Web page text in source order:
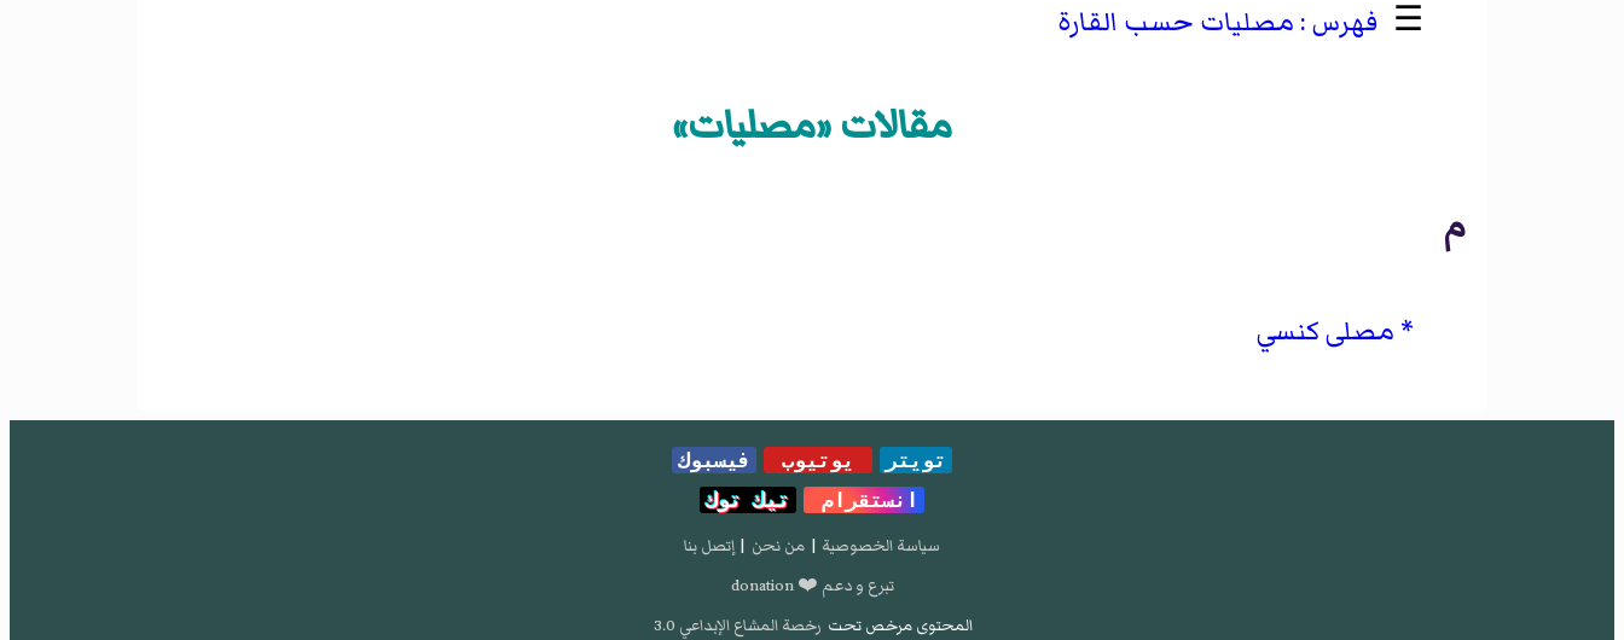
☰
مصليات حسب القارة
مقالات «مصليات»
م
مصلى كنسي
تويتر يوتيوب
فيسبوك
انستقرام
تيك توك
سياسة الخصوصية | من نحن | إتصل بنا
تبرع و دعم ❤️ donation
المحتوى مرخص تحت رخصة المشاع الإبداعي 3.0